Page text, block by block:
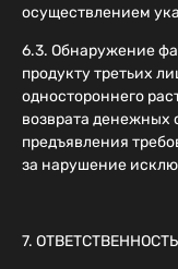
осуществлением
6.3. Обнаружение
продукту третьих
одностороннего
возврата денежных
предъявления
за нарушение
7.